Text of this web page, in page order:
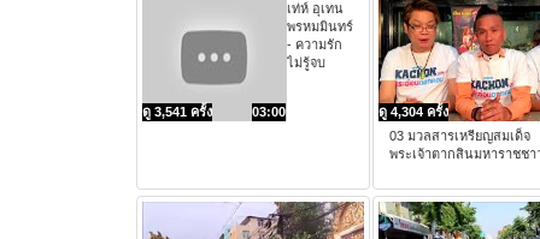
03:00
ดู 3,541 ครั้ง
เท่ห์ อุเทน
พรหมมินทร์
- ความรัก
ไม่รู้จบ
ดู 4,304 ครั้ง
03 มวลสารเหรียญสมเด็จ
พระเจ้าตากสินมหาราชช